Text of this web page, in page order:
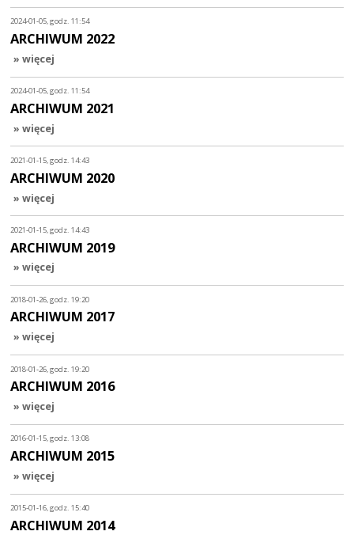
2024-01-05, godz. 11:54
ARCHIWUM 2022
» więcej
2024-01-05, godz. 11:54
ARCHIWUM 2021
» więcej
2021-01-15, godz. 14:43
ARCHIWUM 2020
» więcej
2021-01-15, godz. 14:43
ARCHIWUM 2019
» więcej
2018-01-26, godz. 19:20
ARCHIWUM 2017
» więcej
2018-01-26, godz. 19:20
ARCHIWUM 2016
» więcej
2016-01-15, godz. 13:08
ARCHIWUM 2015
» więcej
2015-01-16, godz. 15:40
ARCHIWUM 2014